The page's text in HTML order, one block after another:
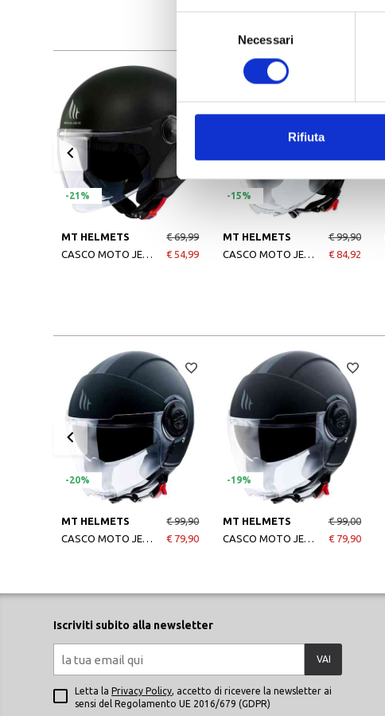
Necessari
Rifiuta
-21%
MT HELMETS
€ 69,99
€ 54,99
-15%
MT HELMETS
€ 99,90
€ 84,92
-20%
MT HELMETS
CASCO MOTO JET VIALE SV SOLID A1 MATT BLACK
€ 99,90
€ 79,90
-19%
MT HELMETS
CASCO MOTO JET VIALE SV SOLID A1 MATT BLACK
€ 99,00
€ 79,90
Iscriviti subito alla newsletter
VAI
Letta la Privacy Policy, accetto di ricevere la newsletter ai
sensi del Regolamento UE 2016/679 (GDPR)